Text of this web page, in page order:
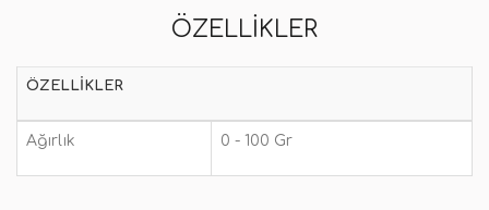
ÖZELLIKLER
ÖZELLIKLER
Ağırlık 0 - 100 Gr